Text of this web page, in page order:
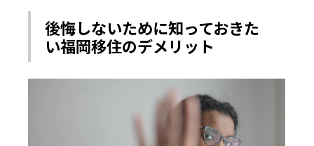
後悔しないために知っておきた
い福岡移住のデメリット